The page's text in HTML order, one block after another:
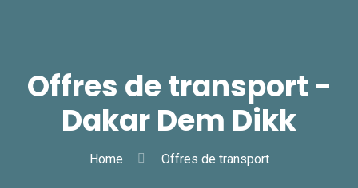
Offres de transport -
Dakar Dem Dikk
Home Offres de transport